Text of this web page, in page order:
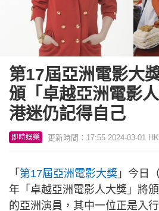
第17屆亞洲電影大
頒「卓越亞洲電影
港迷仍記得自己
即時娛樂 更新時間：17:55 2024-03-01
「 第17屆亞洲電影大獎 」今日
年「卓越亞洲電影人大獎」將
的亞洲演員，其中一位正是入